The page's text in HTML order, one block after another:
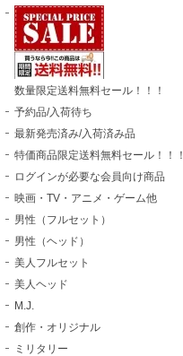
数量限定送料無料セール！！！
予約品/入荷待ち
最新発売済み/入荷済み品
特価商品限定送料無料セール！！！
ログインが必要な会員向け商品
映画・TV・アニメ・ゲーム他
男性（フルセット）
男性（ヘッド）
美人フルセット
美人ヘッド
M.J.
創作・オリジナル
ミリタリー